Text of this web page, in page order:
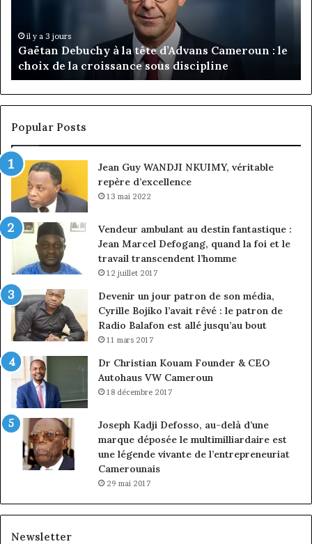
choix
de
la
croissance
sous
il y a 3 jours
Gaëtan Debuchy à la tête d’Advans Cameroun : le
choix de la croissance sous discipline
à
la
Popular Posts
Jean Guy WANDJI NKUIMY, véritable
repère d’excellence
13 mai 2022
Vendeur ambulant au destin fantastique :
Jean Marcel Defogang, quand la foi et le
travail transcendent l’homme
12 juillet 2017
Devenir un jour patron de son média,
Cyrille Bojiko l’avait rêvé : le patron de
Radio Balafon est allé jusqu’au bout
11 mars 2017
Dr Christian Kouam Founder & CEO
Autohaus VW Cameroun
18 décembre 2017
Joseph Kadji Defosso, au-delà d’une
marque déposée le multimilliardaire est
une légende vivante de l’entrepreneuriat
Camerounais
29 mai 2017
Newsletter